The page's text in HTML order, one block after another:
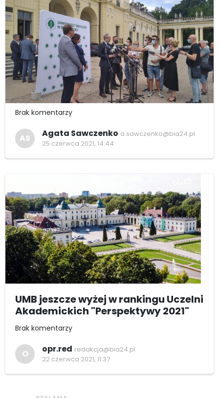
Brak komentarzy
AS Agata Sawczenko a.sawczenko@bia24.pl
25 czerwca 2021, 14:44
UMB jeszcze wyżej w rankingu Uczelni
Akademickich "Perspektywy 2021"
Brak komentarzy
O opr.red redakcja@bia24.pl
22 czerwca 2021, 11:37